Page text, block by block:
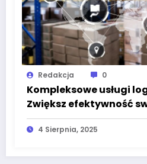
Redakcja 0
Kompleksowe usługi
Zwiększ efektywność
z ASL
4 Sierpnia, 2025